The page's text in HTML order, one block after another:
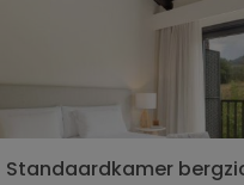
Standaardkamer